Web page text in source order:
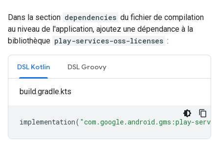
Dans la section dependencies du fichier de compilation
au niveau de l'application, ajoutez une dépendance à la
bibliothèque play-services-oss-licenses :
DSL Kotlin DSL Groovy
build.gradle.kts
implementation( "com.google.android.gms:play-